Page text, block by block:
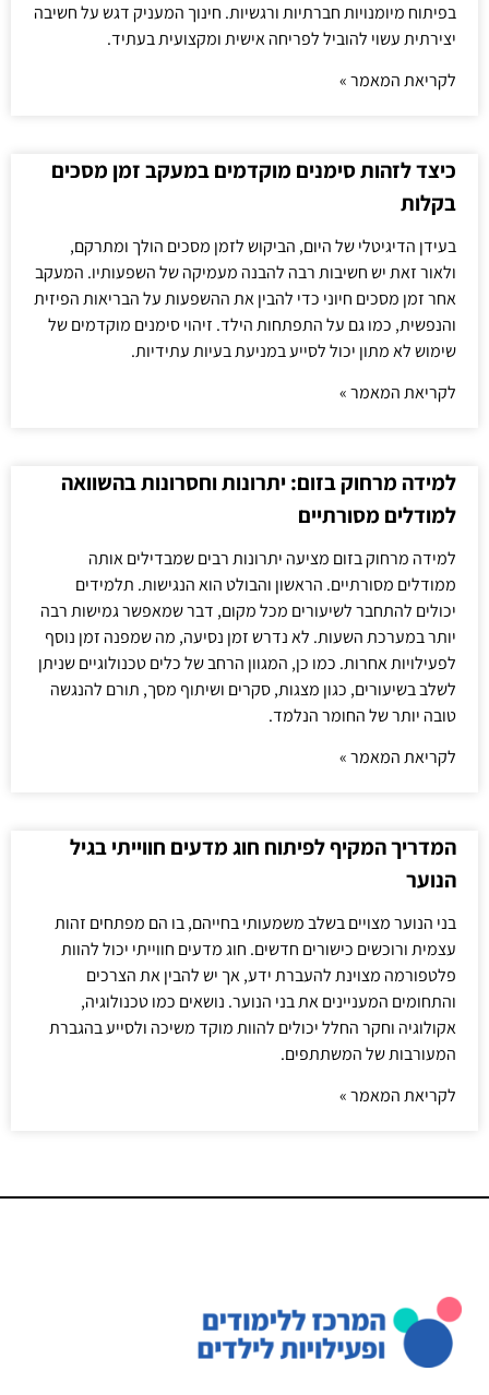
בפיתוח מיומנויות חברתיות ורגשיות. חינוך המעניק דגש על חשיבה
יצירתית עשוי להוביל לפריחה אישית ומקצועית בעתיד.
לקריאת המאמר »
כיצד לזהות סימנים מוקדמים במעקב זמן מסכים
בקלות
בעידן הדיגיטלי של היום, הביקוש לזמן מסכים הולך ומתרקם,
ולאור זאת יש חשיבות רבה להבנה מעמיקה של השפעותיו. המעקב
אחר זמן מסכים חיוני כדי להבין את ההשפעות על הבריאות הפיזית
והנפשית, כמו גם על התפתחות הילד. זיהוי סימנים מוקדמים של
שימוש לא מתון יכול לסייע במניעת בעיות עתידיות.
לקריאת המאמר »
למידה מרחוק בזום: יתרונות וחסרונות בהשוואה
למודלים מסורתיים
למידה מרחוק בזום מציעה יתרונות רבים שמבדילים אותה
ממודלים מסורתיים. הראשון והבולט הוא הנגישות. תלמידים
יכולים להתחבר לשיעורים מכל מקום, דבר שמאפשר גמישות רבה
יותר במערכת השעות. לא נדרש זמן נסיעה, מה שמפנה זמן נוסף
לפעילויות אחרות. כמו כן, המגוון הרחב של כלים טכנולוגיים שניתן
לשלב בשיעורים, כגון מצגות, סקרים ושיתוף מסך, תורם להנגשה
טובה יותר של החומר הנלמד.
לקריאת המאמר »
המדריך המקיף לפיתוח חוג מדעים חווייתי בגיל
הנוער
בני הנוער מצויים בשלב משמעותי בחייהם, בו הם מפתחים זהות
עצמית ורוכשים כישורים חדשים. חוג מדעים חווייתי יכול להוות
פלטפורמה מצוינת להעברת ידע, אך יש להבין את הצרכים
והתחומים המעניינים את בני הנוער. נושאים כמו טכנולוגיה,
אקולוגיה וחקר החלל יכולים להוות מוקד משיכה ולסייע בהגברת
המעורבות של המשתתפים.
לקריאת המאמר »